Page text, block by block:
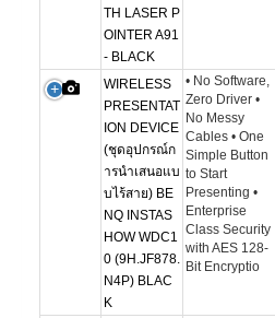
TH LASER P
OINTER A91
- BLACK
WIRELESS
PRESENTAT
ION DEVICE
(ชุดอุปกรณ์ก
ารนำเสนอแบ
บไร้สาย) BE
NQ INSTAS
HOW WDC1
0 (9H.JF878.
N4P) BLAC
K
• No Software,
Zero Driver •
No Messy
Cables • One
Simple Button
to Start
Presenting •
Enterprise
Class Security
with AES 128-
Bit Encryptio